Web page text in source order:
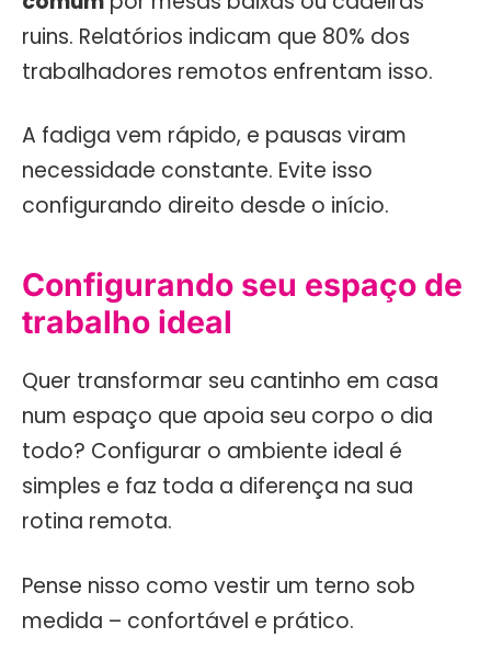
ruins. Relatórios indicam que 80% dos
trabalhadores remotos enfrentam isso.
A fadiga vem rápido, e pausas viram
necessidade constante. Evite isso
configurando direito desde o início.
Configurando seu espaço de
trabalho ideal
Quer transformar seu cantinho em casa
num espaço que apoia seu corpo o dia
todo? Configurar o ambiente ideal é
simples e faz toda a diferença na sua
rotina remota.
Pense nisso como vestir um terno sob
medida – confortável e prático.